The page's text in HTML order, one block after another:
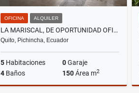
OFICINA ALQUILER
LA MARISCAL, DE OPORTUNIDAD OFICINA EN RENTA, 150M2
Quito, Pichincha, Ecuador
5 Habitaciones 0Garaje
4 Baños 150Área m2